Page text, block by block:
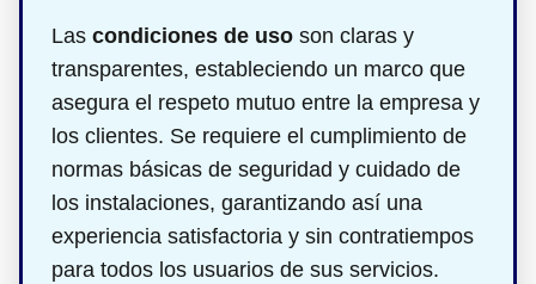
Las condiciones de uso son claras y
transparentes, estableciendo un marco que
asegura el respeto mutuo entre la empresa y
los clientes. Se requiere el cumplimiento de
normas básicas de seguridad y cuidado de
los instalaciones, garantizando así una
experiencia satisfactoria y sin contratiempos
para todos los usuarios de sus servicios.